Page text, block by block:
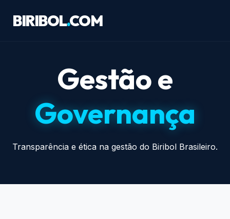
BIRIBOL.COM
Gestão e
Governança
Transparência e ética na gestão do Biribol Brasileiro.